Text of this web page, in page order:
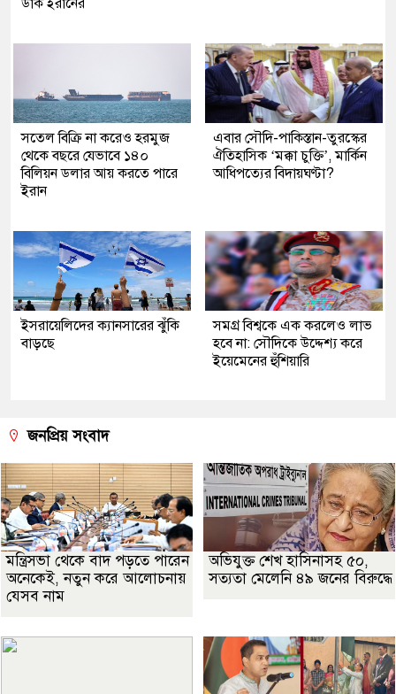
ডাক ইরানের
সতেল বিক্রি না করেও হরমুজ
থেকে বছরে যেভাবে ১৪০
বিলিয়ন ডলার আয় করতে পারে
ইরান
এবার সৌদি-পাকিস্তান-তুরস্কের
ঐতিহাসিক ‘মক্কা চুক্তি’, মার্কিন
আধিপত্যের বিদায়ঘণ্টা?
ইসরায়েলিদের ক্যানসারের ঝুঁকি
বাড়ছে
সমগ্র বিশ্বকে এক করলেও লাভ
হবে না: সৌদিকে উদ্দেশ্য করে
ইয়েমেনের হুঁশিয়ারি
জনপ্রিয় সংবাদ
মন্ত্রিসভা থেকে বাদ পড়তে পারেন
অনেকেই, নতুন করে আলোচনায়
যেসব নাম
অভিযুক্ত শেখ হাসিনাসহ ৫০,
সত্যতা মেলেনি ৪৯ জনের বিরুদ্ধে